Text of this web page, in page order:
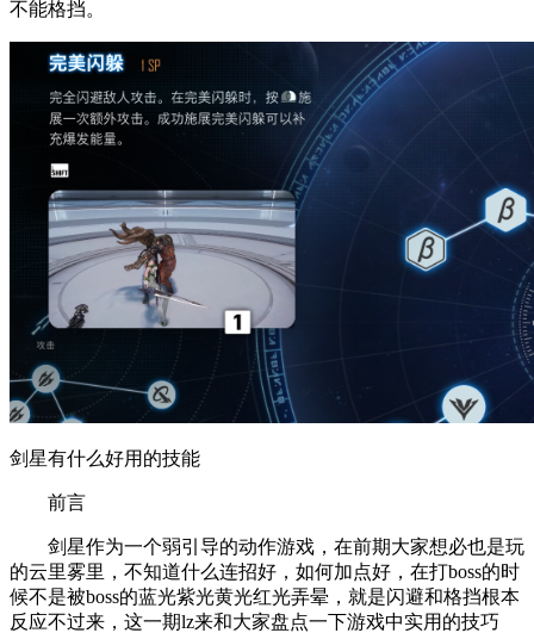
不能格挡。
剑星有什么好用的技能
前言
剑星作为一个弱引导的动作游戏，在前期大家想必也是玩
的云里雾里，不知道什么连招好，如何加点好，在打boss的时
候不是被boss的蓝光紫光黄光红光弄晕，就是闪避和格挡根本
反应不过来，这一期lz来和大家盘点一下游戏中实用的技巧